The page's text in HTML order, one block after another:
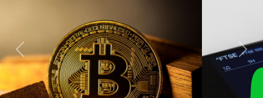
Previous Next